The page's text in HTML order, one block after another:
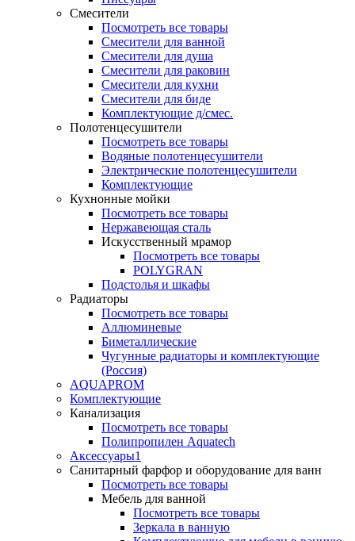
Смесители
Посмотреть все товары
Смесители для ванной
Смесители для душа
Смесители для раковин
Смесители для кухни
Смесители для биде
Комплектующие д/смес.
Полотенцесушители
Посмотреть все товары
Водяные полотенцесушители
Электрические полотенцесушители
Комплектующие
Кухнонные мойки
Посмотреть все товары
Нержавеющая сталь
Искусственный мрамор
Посмотреть все товары
POLYGRAN
Подстолья и шкафы
Радиаторы
Посмотреть все товары
Аллюминевые
Биметаллические
Чугунные радиаторы и комплектующие
(Россия)
AQUAPROM
Комплектующие
Канализация
Посмотреть все товары
Полипропилен Aquatech
Аксессуары1
Санитарный фарфор и оборудование для ванн
Посмотреть все товары
Мебель для ванной
Посмотреть все товары
Зеркала в ванную